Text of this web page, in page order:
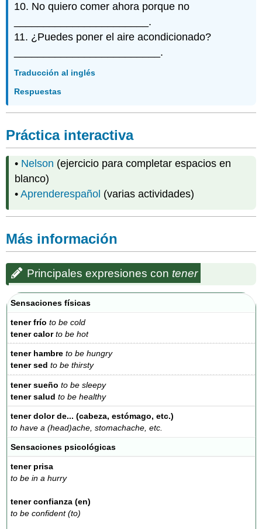
10. No quiero comer ahora porque no
_______________________.
11. ¿Puedes poner el aire acondicionado?
_________________________.
Traducción al inglés
Respuestas
Práctica interactiva
• Nelson (ejercicio para completar espacios en
blanco)
•Aprenderespañol (varias actividades)
Más información
Principales expresiones con tener
Sensaciones físicas
tener frío to be cold
tener calor to be hot
tener hambre to be hungry
tener sed to be thirsty
tener sueño to be sleepy
tener salud to be healthy
tener dolor de... (cabeza, estómago, etc.)
to have a (head)ache, stomachache, etc.
Sensaciones psicológicas
tener prisa
to be in a hurry
tener confianza (en)
to be confident (to)